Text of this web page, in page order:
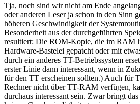
Tja, noch sind wir nicht am Ende
oder anderen Leser ja schon in den Sinn
höheren Geschwindigkeit der
Besonderheit aus der durchgeführten
resultiert: Die ROM-Kopie, die im RAM
Hardware-Bastelei gepatcht oder mit
durch ein anderes TT-Betriebssystem
erster Linie dann interessant, wenn in
für den TT erscheinen sollten.) Auch für
Rechner nicht über TT-RAM verfügen,
durchaus interessant sein. Zwar bringt